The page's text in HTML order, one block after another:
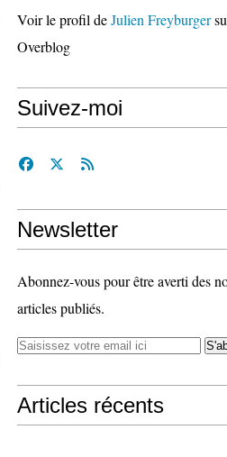
Voir le profil deJulien Freyburger
Overblog
Suivez-moi
Newsletter
Abonnez-vous pour être averti des
articles publiés.
Articles récents